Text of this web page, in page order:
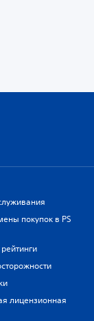
покупок в PS
лицензионная